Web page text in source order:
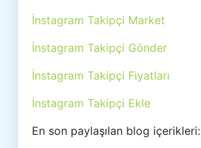
İnstagram Takipçi Market
İnstagram Takipçi Gönder
İnstagram Takipçi Fiyatları
İnstagram Takipçi Ekle
En son paylaşılan blog içerikleri: